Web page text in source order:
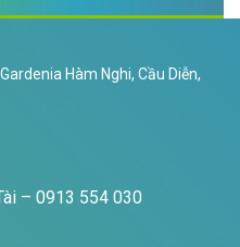
Hàm Nghi, Cầu Diễn,
– 0913 554 030